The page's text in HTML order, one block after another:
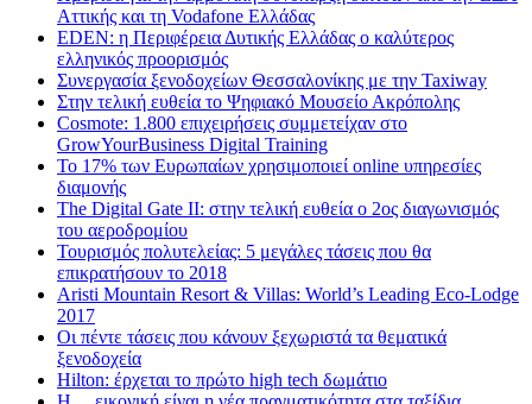
Αττικής και τη Vodafone Ελλάδας
EDEN: η Περιφέρεια Δυτικής Ελλάδας ο καλύτερος
ελληνικός προορισμός
Συνεργασία ξενοδοχείων Θεσσαλονίκης με την Taxiway
Στην τελική ευθεία το Ψηφιακό Μουσείο Ακρόπολης
Cosmote: 1.800 επιχειρήσεις συμμετείχαν στο
GrowYourBusiness Digital Training
Το 17% των Ευρωπαίων χρησιμοποιεί online υπηρεσίες
διαμονής
The Digital Gate II: στην τελική ευθεία ο 2ος διαγωνισμός
του αεροδρομίου
Τουρισμός πολυτελείας: 5 μεγάλες τάσεις που θα
επικρατήσουν το 2018
Aristi Mountain Resort & Villas: World’s Leading Eco-Lodge
2017
Οι πέντε τάσεις που κάνουν ξεχωριστά τα θεματικά
ξενοδοχεία
Hilton: έρχεται τo πρώτο high tech δωμάτιο